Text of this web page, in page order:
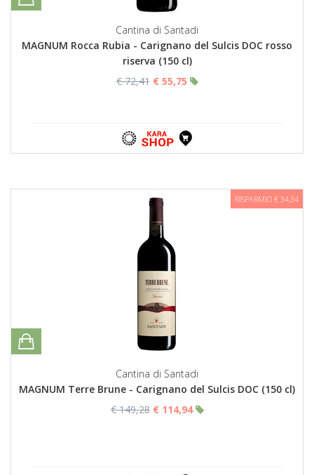
Cantina di Santadi
MAGNUM Rocca Rubia - Carignano del Sulcis DOC rosso
riserva (150 cl)
€ 72,41 € 55,75
RISPARMIO € 34,34
Cantina di Santadi
MAGNUM Terre Brune - Carignano del Sulcis DOC (150 cl)
€ 149,28 € 114,94